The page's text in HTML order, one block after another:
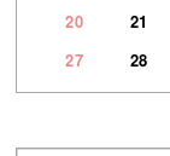
20
21
27
28